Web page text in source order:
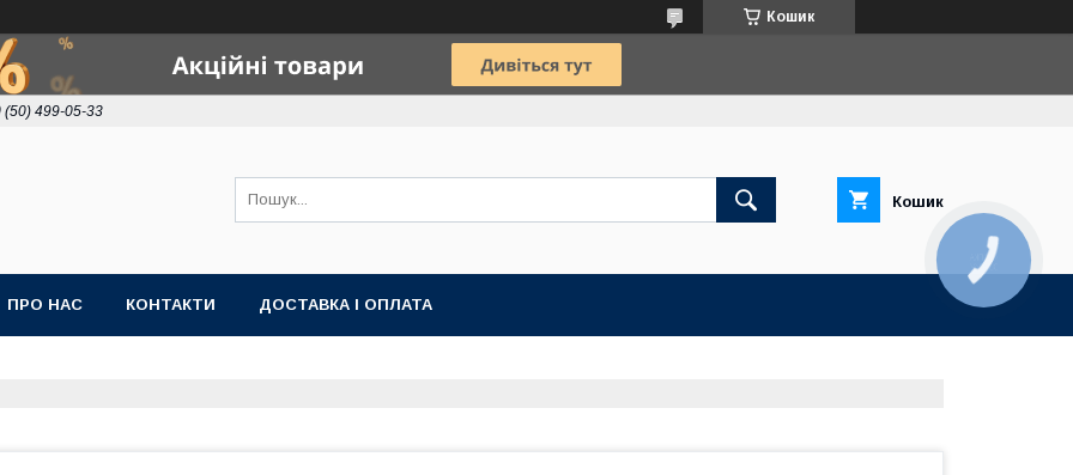
Кошик
(50) 499-05-33
Кошик
ПРО НАС КОНТАКТИ ДОСТАВКА І ОПЛАТА
КНОПКА
ЗВ'ЯЗКУ